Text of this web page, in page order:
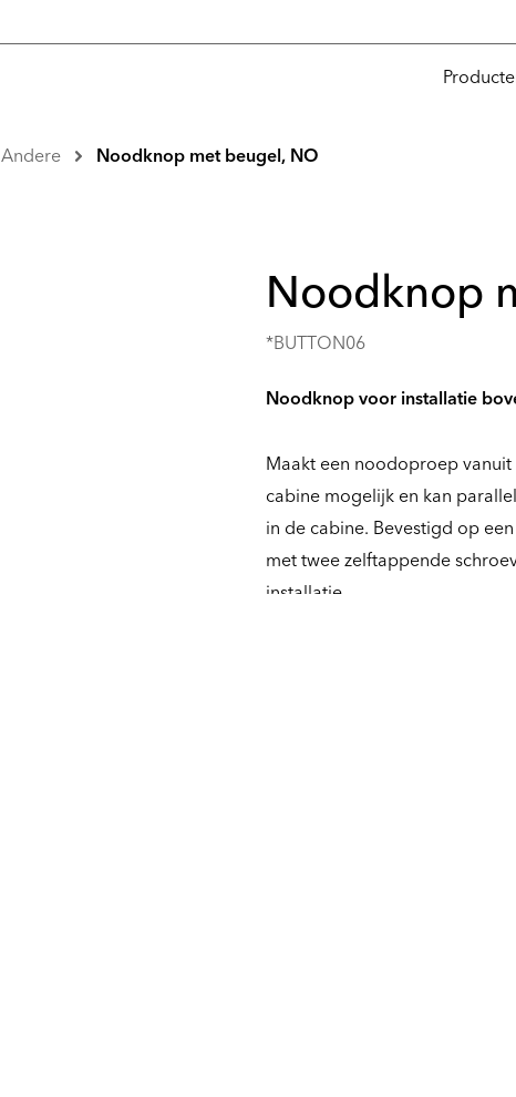
Andere Noodknop met beugel, NO
Noodknop
*BUTTON06
Noodknop voor installatie
Maakt een noodoproep
cabine mogelijk en kan
in de cabine. Bevestigd op
met twee zelftappende
installatie.